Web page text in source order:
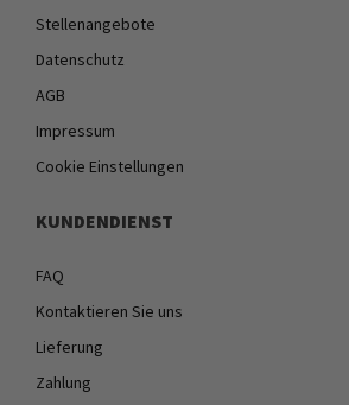
Stellenangebote
Datenschutz
AGB
Impressum
Cookie Einstellungen
KUNDENDIENST
FAQ
Kontaktieren Sie uns
Lieferung
Zahlung